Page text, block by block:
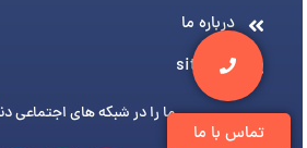
تماس با ما
درباره ما
sitemap
ما را در شبکه های اجتماعی